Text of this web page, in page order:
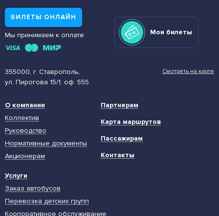
355000, г. Ставрополь,
ул. Пирогова 15/1, оф. 555
Смотреть на карте
БИЛЕТЫ ОНЛАЙН
Мы принимаем к оплате Мои билеты
О компании
Коллектив
Руководство
Нормативные документы
Акционерам
Услуги
Заказ автобусов
Перевозка детских групп
Корпоративное обслуживание
Партнерам
Карта маршрутов
Пассажирам
Контакты